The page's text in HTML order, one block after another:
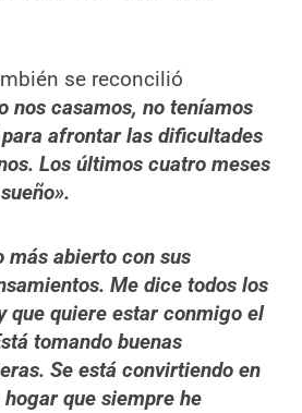
se reconcilió
nos casamos, no teníamos
afrontar las dificultades
Los últimos cuatro meses
más abierto con sus
Me dice todos los
que quiere estar conmigo el
tomando buenas
Se está convirtiendo en
que siempre he